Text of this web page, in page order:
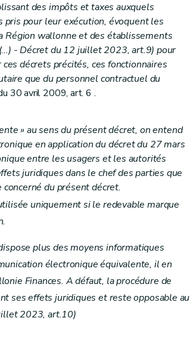
des impôts et taxes auxquels
pour leur exécution, évoquent les
Région wallonne et des établissements
- Décret du 12 juillet 2023, art.9) pour
décrets précités, ces fonctionnaires
que du personnel contractuel du
30 avril 2009, art. 6 .
» au sens du présent décret, on entend
en application du décret du 27 mars
entre les usagers et les autorités
juridiques dans le chef des parties que
du présent décret.
uniquement si le redevable marque
plus des moyens informatiques
électronique équivalente, il en
Finances. A défaut, la procédure de
ses effets juridiques et reste opposable au
2023, art.10)